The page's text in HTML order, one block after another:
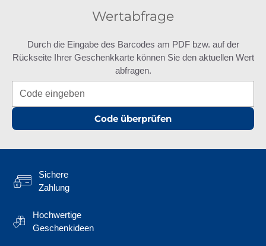
Wertabfrage
Durch die Eingabe des Barcodes am PDF bzw. auf der
Rückseite Ihrer Geschenkkarte können Sie den aktuellen Wert
abfragen.
Code überprüfen
Sichere
Zahlung
Hochwertige
Geschenkideen